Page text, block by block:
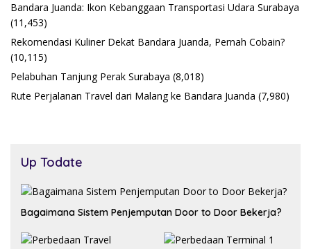
Bandara Juanda: Ikon Kebanggaan Transportasi Udara Surabaya
(11,453)
Rekomendasi Kuliner Dekat Bandara Juanda, Pernah Cobain?
(10,115)
Pelabuhan Tanjung Perak Surabaya (8,018)
Rute Perjalanan Travel dari Malang ke Bandara Juanda (7,980)
Up Todate
Bagaimana Sistem Penjemputan Door to Door Bekerja?